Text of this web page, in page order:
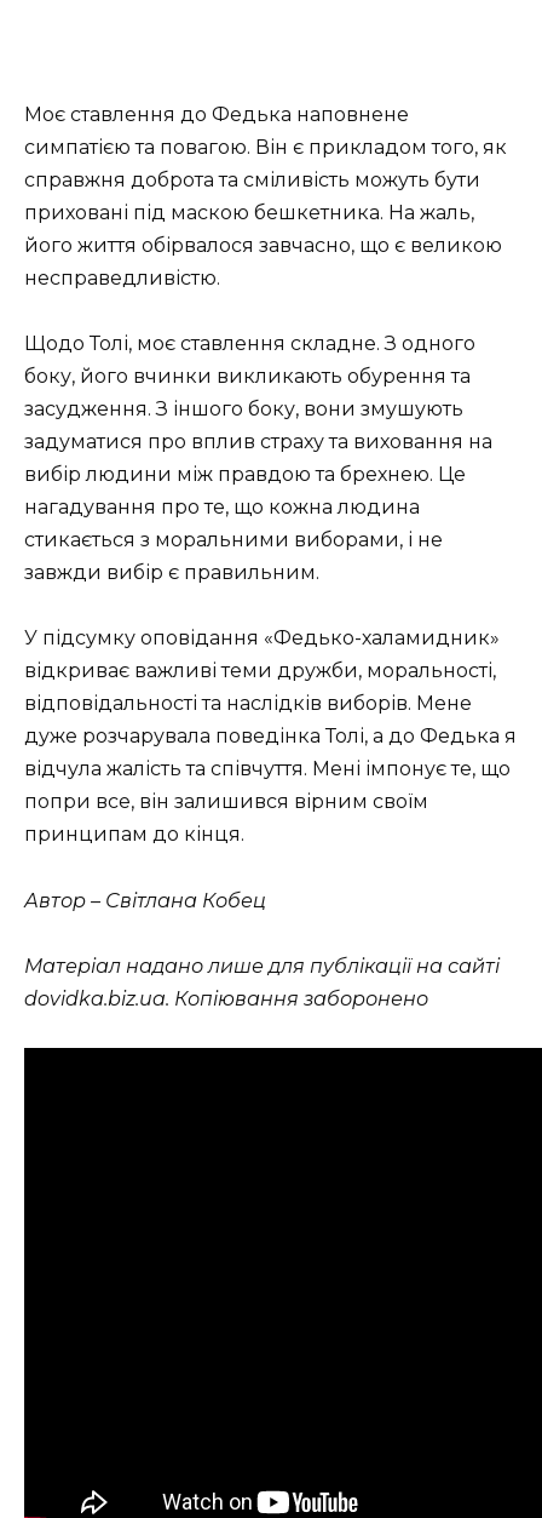
Моє ставлення до Федька наповнене
симпатією та повагою. Він є прикладом того, як
справжня доброта та сміливість можуть бути
приховані під маскою бешкетника. На жаль,
його життя обірвалося завчасно, що є великою
несправедливістю.
Щодо Толі, моє ставлення складне. З одного
боку, його вчинки викликають обурення та
засудження. З іншого боку, вони змушують
задуматися про вплив страху та виховання на
вибір людини між правдою та брехнею. Це
нагадування про те, що кожна людина
стикається з моральними виборами, і не
завжди вибір є правильним.
У підсумку оповідання «Федько-халамидник»
відкриває важливі теми дружби, моральності,
відповідальності та наслідків виборів. Мене
дуже розчарувала поведінка Толі, а до Федька я
відчула жалість та співчуття. Мені імпонує те, що
попри все, він залишився вірним своїм
принципам до кінця.
Автор – Світлана Кобец
Матеріал надано лише для публікації на сайті
dovidka.biz.ua. Копіювання заборонено